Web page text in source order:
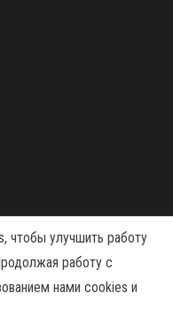
чтобы улучшить работу
работу с
нами cookies и